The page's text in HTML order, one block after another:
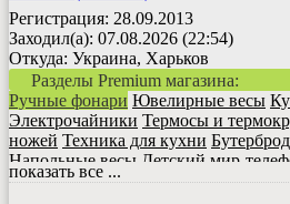
Регистрация: 28.09.2013
Заходил(а): 07.08.2026 (22:54)
Откуда: Украина, Харьков
Разделы Premium магазина:
Ручные фонари Ювелирные весы
Электрочайники Термосы и
ножей Техника для кухни
Напольные весы Детский мир-
для занятий спортом Надувные
показать все ...